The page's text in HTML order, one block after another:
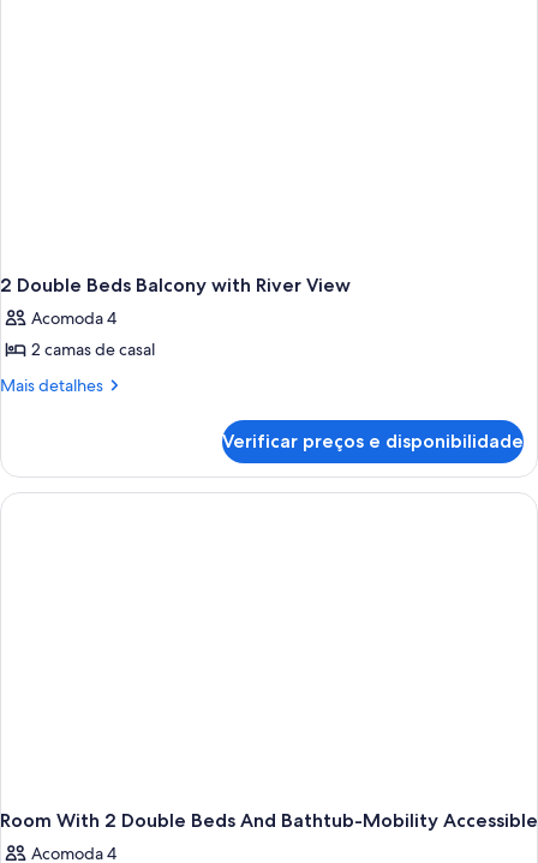
2 Double Beds Balcony with River View
Acomoda 4
2 camas de casal
Mais detalhes
Mais
Double
Beds
Balcony
Verificar preços e disponibilidade
Room With 2 Double Beds And Bathtub-Mobility Accessible
Acomoda 4